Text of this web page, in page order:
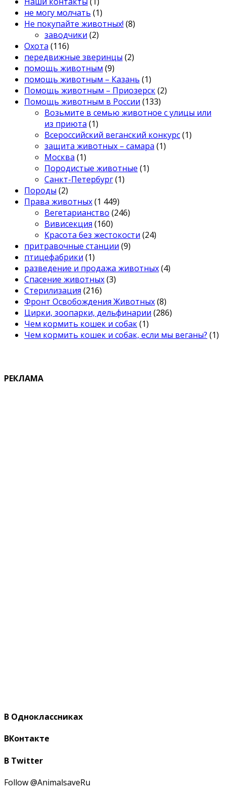
не могу молчать (1)
Не покупайте животных! (8)
заводчики (2)
Охота (116)
передвижные зверинцы (2)
помощь животным (9)
помощь животным – Казань (1)
Помощь животным – Приозерск(2)
Помощь животным в России (133)
Возьмите в семью животное с улицы или
из приюта (1)
Всероссийский веганский конкурс(1)
защита животных – самара (1)
Москва (1)
Породистые животные (1)
Санкт-Петербург(1)
Породы (2)
Права животных(1 449)
Вегетарианство (246)
Вивисекция (160)
Красота без жестокости (24)
притравочные станции (9)
птицефабрики (1)
разведение и продажа животных(4)
Спасение животных(3)
Стерилизация (216)
Фронт Освобождения Животных(8)
Цирки, зоопарки, дельфинарии (286)
Чем кормить кошек и собак(1)
Чем кормить кошек и собак, если мы веганы? (1)
РЕКЛАМА
В Одноклассниках
ВКонтакте
В Twitter
Follow @AnimalsaveRu